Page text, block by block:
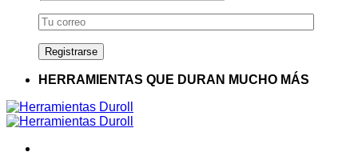
HERRAMIENTAS QUE DURAN MUCHO MÁS